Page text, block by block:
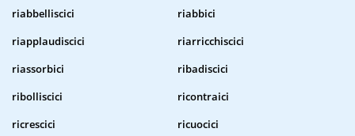
riabbelliscici
riabbici
riapplaudiscici
riarricchiscici
riassorbici
ribadiscici
ribolliscici
ricontraici
ricrescici
ricuocici